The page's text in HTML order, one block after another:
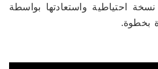
احتياطية واستعادتها بواسطة